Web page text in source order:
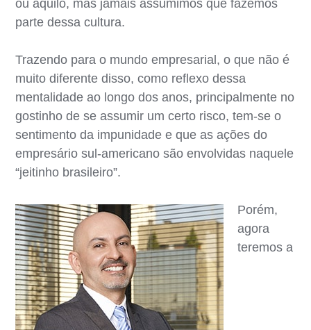
ou aquilo, mas jamais assumimos que fazemos
parte dessa cultura.
Trazendo para o mundo empresarial, o que não é
muito diferente disso, como reflexo dessa
mentalidade ao longo dos anos, principalmente no
gostinho de se assumir um certo risco, tem-se o
sentimento da impunidade e que as ações do
empresário sul-americano são envolvidas naquele
“jeitinho brasileiro”.
Porém,
agora
teremos a